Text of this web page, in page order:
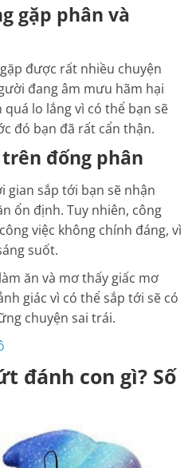
gặp phân và
được rất nhiều chuyện
đang âm mưu hãm hại
lo lắng vì có thể bạn sẽ
đó bạn đã rất cẩn thận.
đống phân
gian sắp tới bạn sẽ nhận
ổn định. Tuy nhiên, công
việc không chính đáng, vì
suốt.
ăn và mơ thấy giấc mơ
giác vì có thể sắp tới sẽ có
chuyện sai trái.
đánh con gì? Số